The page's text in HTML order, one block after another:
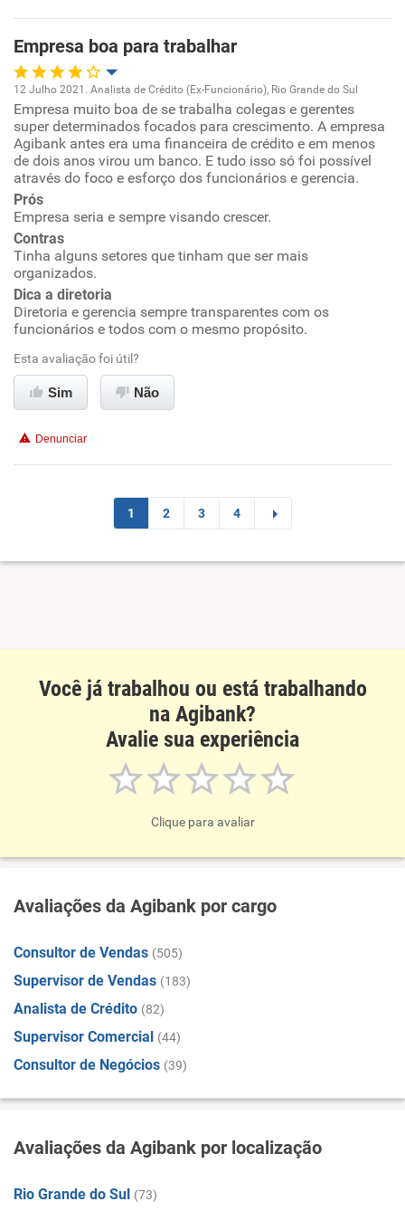
Não recomenda esta empresa
Empresa boa para trabalhar
Oportunidade de promoção
Ambiente de trabalho
Conciliação com a vida familiar
Benefícios
Recomenda esta empresa
Recomenda a diretoria
12 Julho 2021. Analista de Crédito (Ex-Funcionário), Rio Grande do Sul
Empresa muito boa de se trabalha colegas e gerentes
super determinados focados para crescimento. A empresa
Agibank antes era uma financeira de crédito e em menos
de dois anos virou um banco. E tudo isso só foi possível
através do foco e esforço dos funcionários e gerencia.
Prós
Empresa seria e sempre visando crescer.
Contras
Tinha alguns setores que tinham que ser mais
organizados.
Dica a diretoria
Diretoria e gerencia sempre transparentes com os
funcionários e todos com o mesmo propósito.
Esta avaliação foi útil?
Sim Não
Denunciar
1 2 3 4
Você já trabalhou ou está trabalhando
na Agibank?
Avalie sua experiência
Clique para avaliar
Avaliações da Agibank por cargo
Consultor de Vendas (505)
Supervisor de Vendas (183)
Analista de Crédito (82)
Supervisor Comercial (44)
Consultor de Negócios (39)
Avaliações da Agibank por localização
Rio Grande do Sul (73)